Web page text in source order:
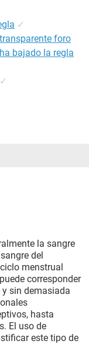
✓
foro
bajado la regla
✓
la sangre
del
menstrual
corresponder
sin demasiada
hasta
El uso de
este tipo de